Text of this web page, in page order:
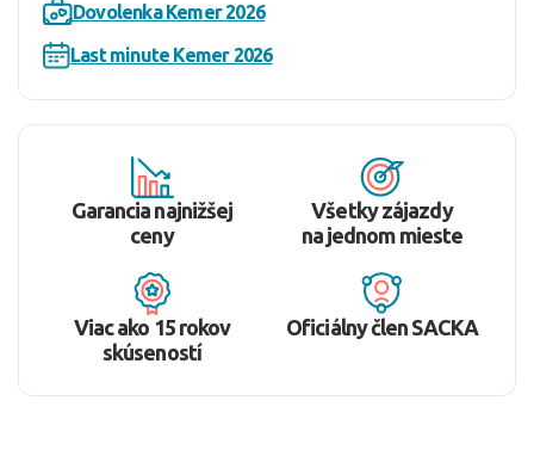
Dovolenka Kemer 2026
Last minute Kemer 2026
Garancia najnižšej
ceny
Všetky zájazdy
na jednom mieste
Viac ako 15 rokov
skúseností
Oficiálny člen SACKA